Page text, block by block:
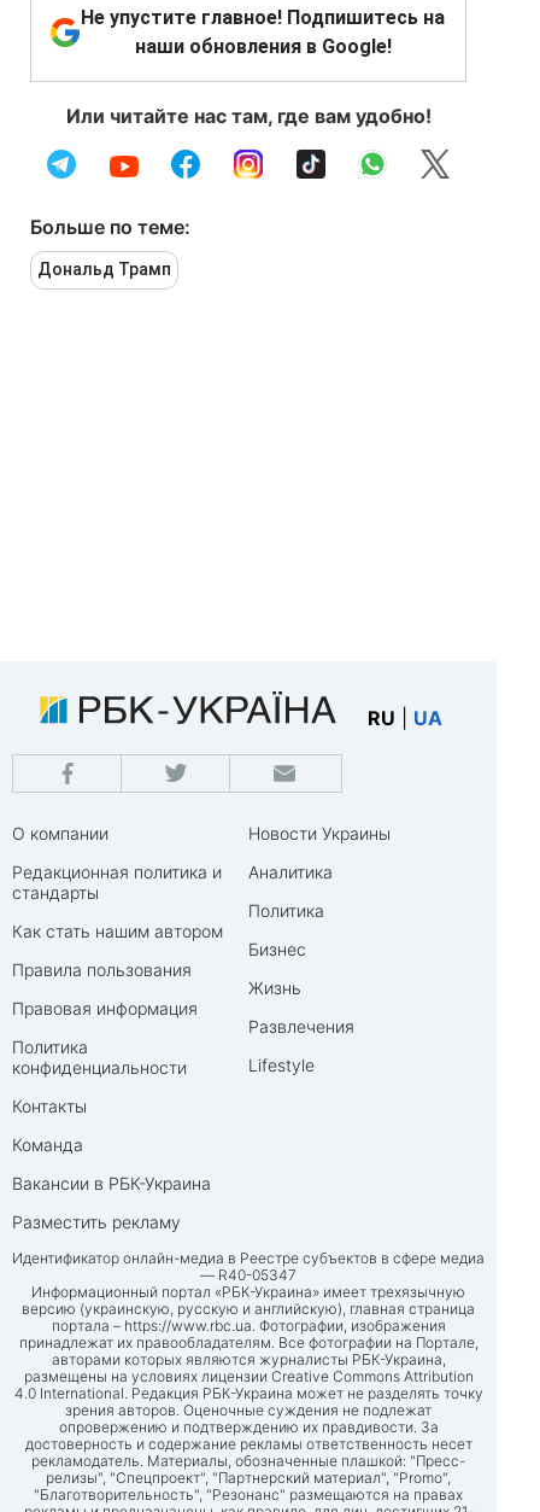
Не упустите главное! Подпишитесь на
наши обновления в Google!
Или читайте нас там, где вам удобно!
Больше по теме:
Дональд Трамп
RU UA
О компании
Редакционная политика и
стандарты
Как стать нашим автором
Правила пользования
Правовая информация
Политика
конфиденциальности
Контакты
Команда
Вакансии в РБК-Украина
Разместить рекламу
Новости Украины
Аналитика
Политика
Бизнес
Жизнь
Развлечения
Lifestyle
Идентификатор онлайн-медиа в Реестре субъектов в сфере медиа
— R40-05347
Информационный портал «РБК-Украина» имеет трехязычную
версию (украинскую, русскую и английскую), главная страница
портала – https://www.rbc.ua. Фотографии, изображения
принадлежат их правообладателям. Все фотографии на Портале,
авторами которых являются журналисты РБК-Украина,
размещены на условиях лицензии Creative Commons Attribution
4.0 International. Редакция РБК-Украина может не разделять точку
зрения авторов. Оценочные суждения не подлежат
опровержению и подтверждению их правдивости. За
достоверность и содержание рекламы ответственность несет
рекламодатель. Материалы, обозначенные плашкой: "Пресс-
релизы", "Спецпроект", "Партнерский материал", "Promo",
"Благотворительность", "Резонанс" размещаются на правах